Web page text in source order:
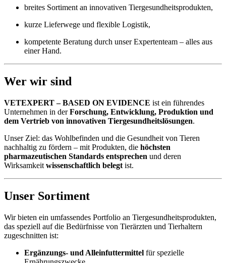
breites Sortiment an innovativen Tiergesundheitsprodukten,
kurze Lieferwege und flexible Logistik,
kompetente Beratung durch unser Expertenteam – alles aus
einer Hand.
Wer wir sind
VETEXPERT – BASED ON EVIDENCE ist ein führendes
Unternehmen in derForschung, Entwicklung, Produktion und
dem Vertrieb von innovativen Tiergesundheitslösungen.
Unser Ziel: das Wohlbefinden und die Gesundheit von Tieren
nachhaltig zu fördern – mit Produkten, die höchsten
pharmazeutischen Standards entsprechen und deren
Wirksamkeit wissenschaftlich belegt ist.
Unser Sortiment
Wir bieten ein umfassendes Portfolio an Tiergesundheitsprodukten,
das speziell auf die Bedürfnisse von Tierärzten und Tierhaltern
zugeschnitten ist:
Ergänzungs- und Alleinfuttermittel für spezielle